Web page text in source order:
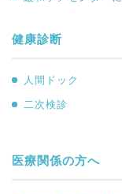
健康診断
人間ドック
二次検診
医療関係の方へ